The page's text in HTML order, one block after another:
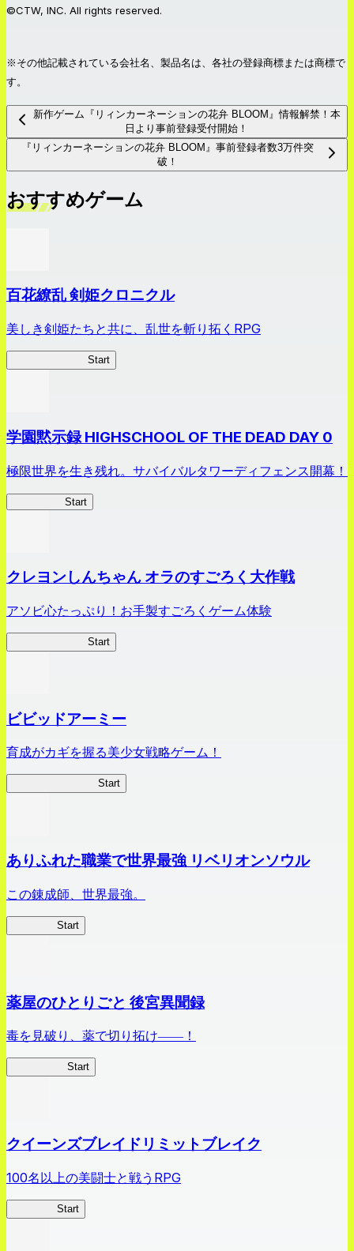
©CTW, INC. All rights reserved.
※その他記載されている会社名、製品名は、各社の登録商標または商標で
す。
新作ゲーム『リィンカーネーションの花弁 BLOOM』情報解禁！本
日より事前登録受付開始！
『リィンカーネーションの花弁 BLOOM』事前登録者数3万件突
破！
おすすめゲーム
百花繚乱 剣姫クロニクル
美しき剣姫たちと共に、乱世を斬り拓くRPG
Start
学園黙示録 HIGHSCHOOL OF THE DEAD DAY 0
極限世界を生き残れ。サバイバルタワーディフェンス開幕！
Start
クレヨンしんちゃん オラのすごろく大作戦
アソビ心たっぷり！お手製すごろくゲーム体験
Start
ビビッドアーミー
育成がカギを握る美少女戦略ゲーム！
Start
ありふれた職業で世界最強 リベリオンソウル
この錬成師、世界最強。
Start
薬屋のひとりごと 後宮異聞録
毒を見破り、薬で切り拓け――！
Start
クイーンズブレイドリミットブレイク
100名以上の美闘士と戦うRPG
Start